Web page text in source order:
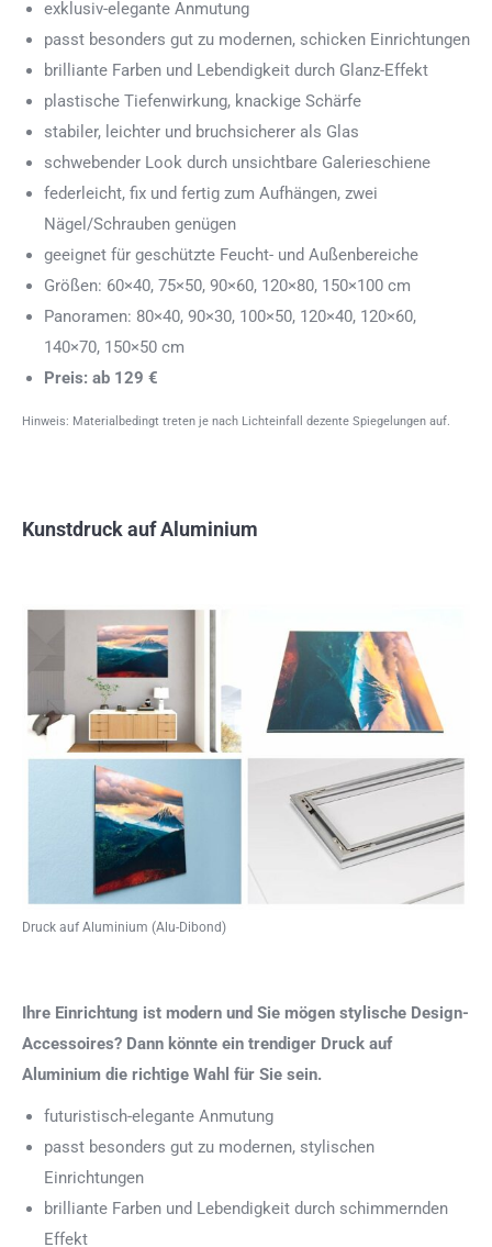
exklusiv-elegante Anmutung
passt besonders gut zu modernen, schicken Einrichtungen
brilliante Farben und Lebendigkeit durch Glanz-Effekt
plastische Tiefenwirkung, knackige Schärfe
stabiler, leichter und bruchsicherer als Glas
schwebender Look durch unsichtbare Galerieschiene
federleicht, fix und fertig zum Aufhängen, zwei
Nägel/Schrauben genügen
geeignet für geschützte Feucht- und Außenbereiche
Größen: 60×40, 75×50, 90×60, 120×80, 150×100 cm
Panoramen: 80×40, 90×30, 100×50, 120×40, 120×60,
140×70, 150×50 cm
Preis: ab 129 €
Hinweis: Materialbedingt treten je nach Lichteinfall dezente Spiegelungen auf.
Kunstdruck auf Aluminium
Druck auf Aluminium (Alu-Dibond)
Ihre Einrichtung ist modern und Sie mögen stylische Design-
Accessoires? Dann könnte ein trendiger Druck auf
Aluminium die richtige Wahl für Sie sein.
futuristisch-elegante Anmutung
passt besonders gut zu modernen, stylischen
Einrichtungen
brilliante Farben und Lebendigkeit durch schimmernden
Effekt